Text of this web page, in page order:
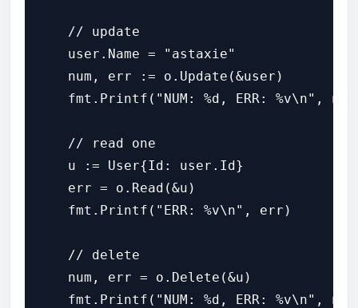
    // update
    user.Name = "astaxie"
    num, err := o.Update(&user)
fmt.Printf("NUM: %d, ERR: %v\n",
    // read one
    u := User{Id: user.Id}
    err = o.Read(&u)
    fmt.Printf("ERR: %v\n", err)
    // delete
    num, err = o.Delete(&u)
fmt.Printf("NUM: %d, ERR: %v\n",